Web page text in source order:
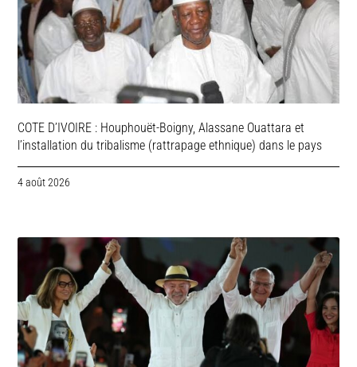
COTE D’IVOIRE : Houphouët-Boigny, Alassane Ouattara et
l’installation du tribalisme (rattrapage ethnique) dans le pays
4 août 2026